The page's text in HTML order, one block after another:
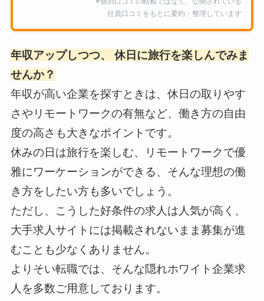
社員口コミをもとに要約・整理しています
年収アップしつつ、 休日に旅行を楽しんでみま
せんか？
年収が高い企業を探すときは、休日の取りやす
さやリモートワークの有無など、働き方の自由
度の高さも大きなポイントです。
休みの日は旅行を楽しむ、リモートワークで優
雅にワーケーションができる、そんな理想の働
き方をしたい方も多いでしょう。
ただし、こうした好条件の求人は人気が高く、
大手求人サイトには掲載されないまま募集が進
むことも少なくありません。
よりそい転職では、そんな隠れホワイト企業求
人を多数ご用意しております。